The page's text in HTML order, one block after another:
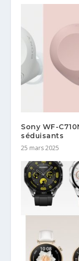
Sony WF-
séduisants
25 mars 2025